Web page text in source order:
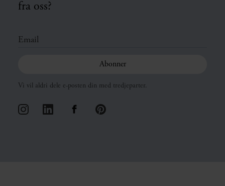
fra oss?
Vi vil aldri dele e-posten din med tredjeparter.